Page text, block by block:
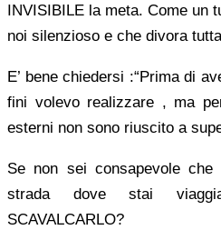
INVISIBILE la meta. Come un
noi silenzioso e che divora
E’ bene chiedersi :“Prima di
fini volevo realizzare , ma
esterni non sono riuscito a
Se non sei consapevole
strada dove stai
SCAVALCARLO?